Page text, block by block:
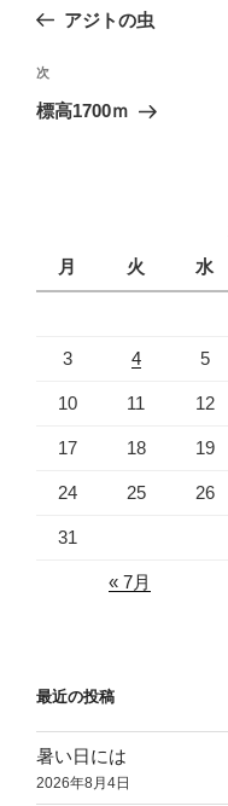
ビ
ゲ
の
稿
アジトの虫
次
の
次
標高1700ｍ
月
火 水
3 4 5
10 11 12
17 18 19
24 25 26
31
« 7月
最近の投稿
暑い日には
2026年8月4日